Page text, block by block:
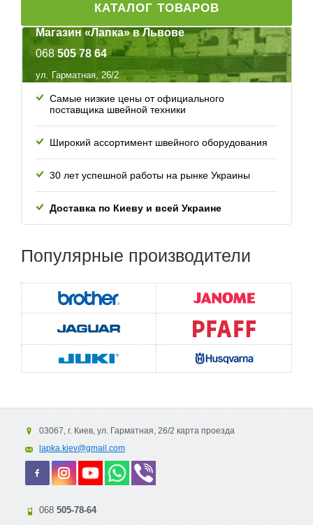
КАТАЛОГ ТОВАРОВ
Магазин «Лапка» в Львове
068 505 78 64
ул. Гарматная, 26/2
Самые низкие цены от официального
поставщика швейной техники
Широкий ассортимент швейного оборудования
30 лет успешной работы на рынке Украины
Доставка по Киеву и всей Украине
Популярные производители
03067, г. Киев, ул. Гарматная, 26/2 карта проезда
lapka.kiev@gmail.com
068 505-78-64